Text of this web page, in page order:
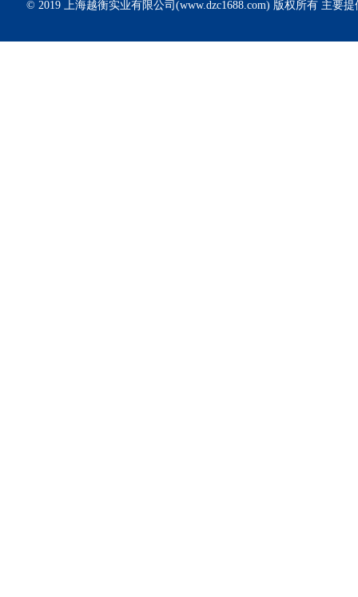
© 2019 上海越衡实业有限公司(www.dzc1688.com) 版权所有 主要提